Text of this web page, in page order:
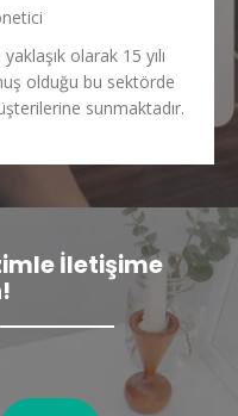
olarak 15 yılı
olduğu bu sektörde
sunmaktadır.
İletişime